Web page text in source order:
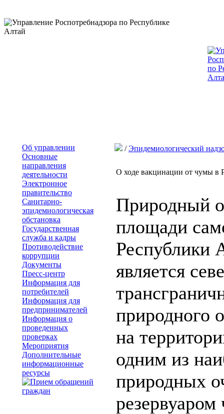
Об управлении
Основные
направления
деятельности
Электронное
правительство
Санитарно-
эпидемиологическая
обстановка
Государственная
служба и кадры
Противодействие
коррупции
Документы
Пресс-центр
Информация для
потребителей
Информация для
предпринимателей
Информация о
проведенных
проверках
Мероприятия
Дополнительные
информационные
ресурсы
/Эпидемиологический
О ходе вакцинации от чумы в
Природный
площади
Республики
является
природного
на
одним из
природных